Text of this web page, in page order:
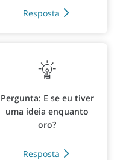
Resposta
Pergunta: E se eu tiver
uma ideia enquanto
oro?
Resposta